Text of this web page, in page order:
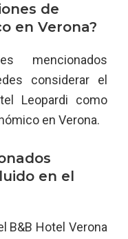
de
en Verona?
mencionados
considerar el
Leopardi como
en Verona.
en el
B&B Hotel Verona